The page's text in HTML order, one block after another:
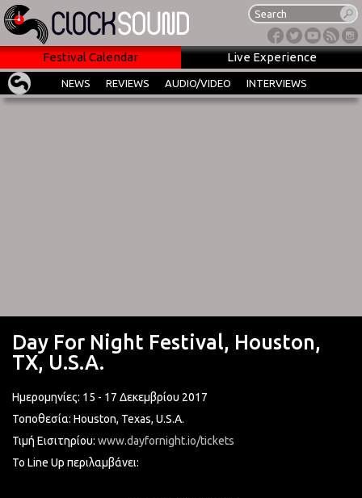
Festival Calendar Live Experience
NEWS REVIEWS AUDIO/VIDEO INTERVIEWS
Day For Night Festival, Houston,
TX, U.S.A.
Ημερομηνίες: 15 - 17 Δεκεμβρίου 2017
Τοποθεσία: Houston, Texas, U.S.A.
Τιμή Εισιτηρίου: www.dayfornight.io/tickets
Το Line Up περιλαμβάνει: